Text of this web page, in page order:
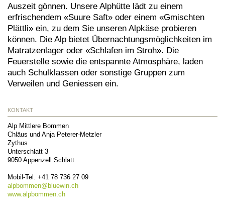
Auszeit gönnen. Unsere Alphütte lädt zu einem
erfrischendem «Suure Saft» oder einem «Gmischten
Plättli» ein, zu dem Sie unseren Alpkäse probieren
können. Die Alp bietet Übernachtungsmöglichkeiten im
Matratzenlager oder «Schlafen im Stroh». Die
Feuerstelle sowie die entspannte Atmosphäre, laden
auch Schulklassen oder sonstige Gruppen zum
Verweilen und Geniessen ein.
KONTAKT
Alp Mittlere Bommen
Chläus und Anja Peterer-Metzler
Zythus
Unterschlatt 3
9050 Appenzell Schlatt
Mobil-Tel. +41 78 736 27 09
alpbommen@bluewin.ch
www.alpbommen.ch